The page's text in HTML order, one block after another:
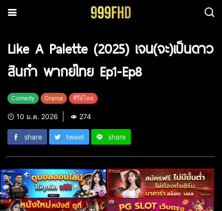
Like A Palette (2025) เจน(จะ)เป็นดาว
สินกำ พากย์ไทย Ep1-Ep8
Comedy Drama ซีรี่ย์ไทย
10 ม.ค. 2026 274
share tweet share